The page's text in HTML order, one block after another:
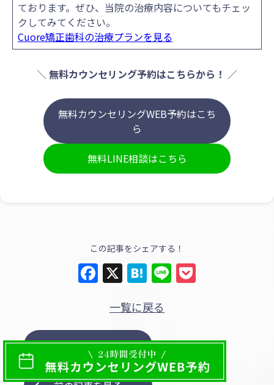
ております。ぜひ、当院の治療内容についてもチェッ
クしてみてください。
Cuore矯正歯科の治療プランを見る
＼ 無料カウンセリング予約はこちらから！ ／
無料カウンセリングWEB予約はこち
ら
無料LINE相談はこちら
この記事をシェアする！
Facebook
X Hatena
Line
次の記事を見る
一覧に戻る